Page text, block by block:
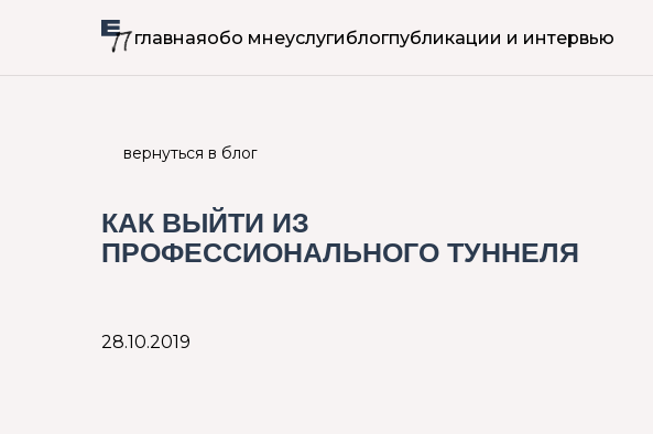
главнаяобо мнеуслугиблогпубликации и интервью
КАК ВЫЙТИ ИЗ
ПРОФЕССИОНАЛЬНОГО ТУННЕЛЯ
вернуться в блог
28.10.2019